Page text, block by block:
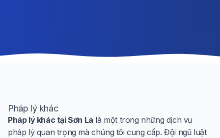
Pháp lý khác
Pháp lý khác tại Sơn La là một trong những dịch vụ
pháp lý quan trọng mà chúng tôi cung cấp. Đội ngũ luật